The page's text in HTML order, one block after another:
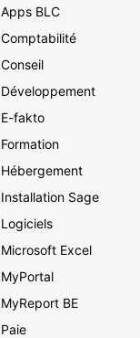
Apps BLC
Comptabilité
Conseil
Développement
E-fakto
Formation
Hébergement
Installation Sage
Logiciels
Microsoft Excel
MyPortal
MyReport BE
Paie